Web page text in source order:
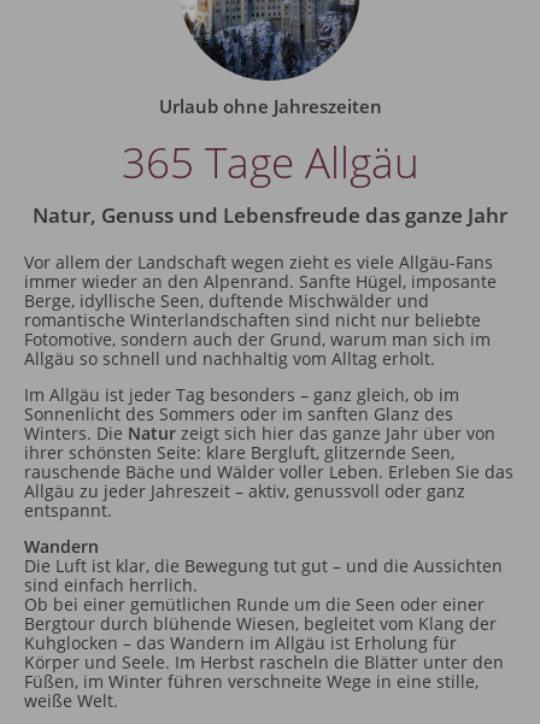
Urlaub ohne Jahreszeiten
365 Tage Allgäu
Natur, Genuss und Lebensfreude das ganze Jahr
Vor allem der Landschaft wegen zieht es viele Allgäu-Fans
immer wieder an den Alpenrand. Sanfte Hügel, imposante
Berge, idyllische Seen, duftende Mischwälder und
romantische Winterlandschaften sind nicht nur beliebte
Fotomotive, sondern auch der Grund, warum man sich im
Allgäu so schnell und nachhaltig vom Alltag erholt.
Im Allgäu ist jeder Tag besonders – ganz gleich, ob im
Sonnenlicht des Sommers oder im sanften Glanz des
Winters. Die Natur zeigt sich hier das ganze Jahr über von
ihrer schönsten Seite: klare Bergluft, glitzernde Seen,
rauschende Bäche und Wälder voller Leben. Erleben Sie das
Allgäu zu jeder Jahreszeit – aktiv, genussvoll oder ganz
entspannt.
Wandern
Die Luft ist klar, die Bewegung tut gut – und die Aussichten
sind einfach herrlich.
Ob bei einer gemütlichen Runde um die Seen oder einer
Bergtour durch blühende Wiesen, begleitet vom Klang der
Kuhglocken – das Wandern im Allgäu ist Erholung für
Körper und Seele. Im Herbst rascheln die Blätter unter den
Füßen, im Winter führen verschneite Wege in eine stille,
weiße Welt.